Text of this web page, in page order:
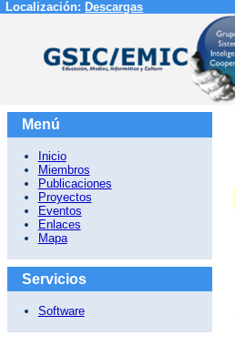
Localización: Descargas
Menú
Inicio
Miembros
Publicaciones
Proyectos
Eventos
Enlaces
Mapa
Servicios
Software